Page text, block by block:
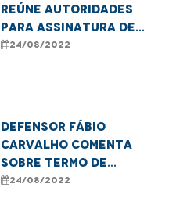
reúne autoridades
para assinatura de
Termo de Cooperação
24/08/2022
Defensor Fábio
Carvalho comenta
sobre termo de
cooperação que
24/08/2022